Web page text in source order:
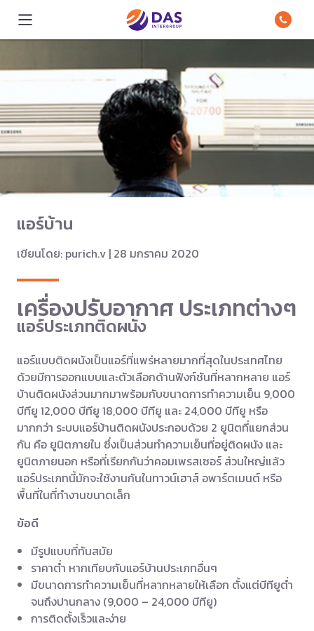
แอร์บ้าน
เขียนโดย: purich.v | 28 มกราคม 2020
เครื่องปรับอากาศ ประเภทต่างๆ
แอร์ประเภทติดผนัง
แอร์แบบติดผนังเป็นแอร์ที่แพร่หลายมากที่สุดในประเทศไทย
ด้วยมีการออกแบบและตัวเลือกด้านฟังก์ชันที่หลากหลาย แอร์
บ้านติดผนังส่วนมากมาพร้อมกับขนาดการทำความเย็น 9,000
บีทียู 12,000 บีทียู 18,000 บีทียู และ 24,000 บีทียู หรือ
มากกว่า ระบบแอร์บ้านติดผนังประกอบด้วย 2 ยูนิตที่แยกส่วน
กัน คือ ยูนิตภายใน ซึ่งเป็นส่วนทำความเย็นที่อยู่ติดผนัง และ
ยูนิตภายนอก หรือที่เรียกกันว่าคอมเพรสเซอร์ ส่วนใหญ่แล้ว
แอร์ประเภทนี้มักจะใช้งานกันในทาวน์เฮาส์ อพาร์ตเมนต์ หรือ
พื้นที่ในที่ทำงานขนาดเล็ก
ข้อดี
มีรูปแบบที่ทันสมัย
ราคาต่ำ หากเทียบกับแอร์บ้านประเภทอื่นๆ
มีขนาดการทำความเย็นที่หลากหลายให้เลือก ตั้งแต่บีทียูต่ำ
จนถึงปานกลาง (9,000 – 24,000 บีทียู)
การติดตั้งเร็วและง่าย